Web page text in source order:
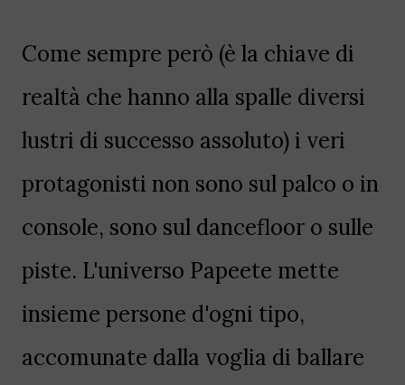
Come sempre però (è la chiave di
realtà che hanno alla spalle diversi
lustri di successo assoluto) i veri
protagonisti non sono sul palco o in
console, sono sul dancefloor o sulle
piste. L'universo Papeete mette
insieme persone d'ogni tipo,
accomunate dalla voglia di ballare